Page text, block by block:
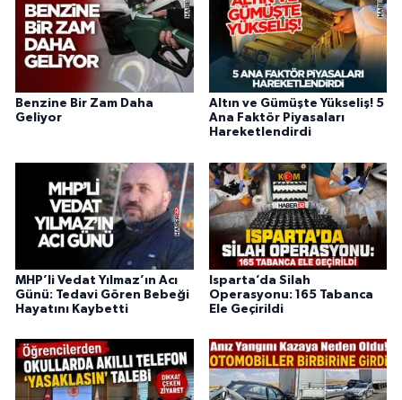
Benzine Bir Zam Daha
Geliyor
Altın ve Gümüşte Yükseliş! 5
Ana Faktör Piyasaları
Hareketlendirdi
MHP’li Vedat Yılmaz’ın Acı
Günü: Tedavi Gören Bebeği
Hayatını Kaybetti
Isparta’da Silah
Operasyonu: 165 Tabanca
Ele Geçirildi